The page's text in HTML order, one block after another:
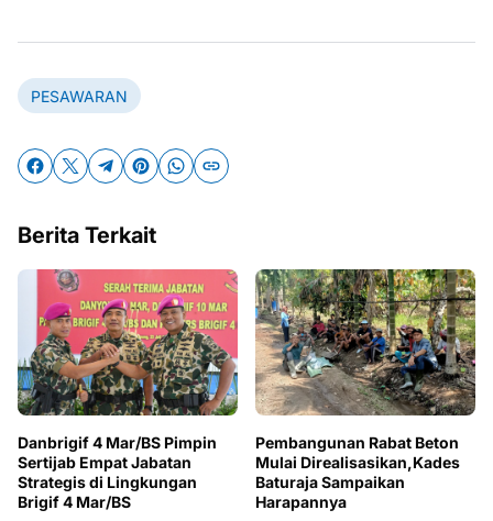
PESAWARAN
Berita Terkait
Danbrigif 4 Mar/BS Pimpin
Sertijab Empat Jabatan
Strategis di Lingkungan
Brigif 4 Mar/BS
Pembangunan Rabat Beton
Mulai Direalisasikan,Kades
Baturaja Sampaikan
Harapannya